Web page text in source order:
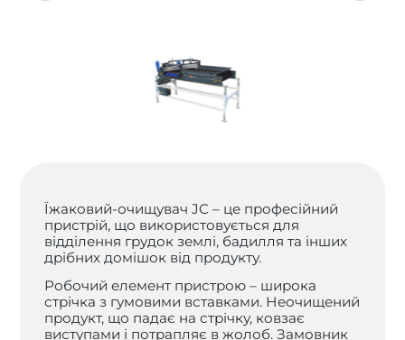
Їжаковий-очищувач JC – це професійний
пристрій, що використовується для
відділення грудок землі, бадилля та інших
дрібних домішок від продукту.
Робочий елемент пристрою – широка
стрічка з гумовими вставками. Неочищений
продукт, що падає на стрічку, ковзає
виступами і потрапляє в жолоб. Замовник